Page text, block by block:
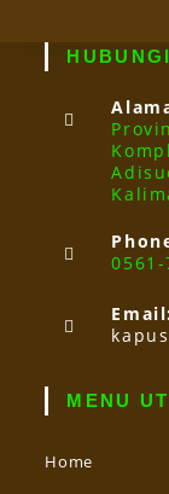
0561-
MENU
Home